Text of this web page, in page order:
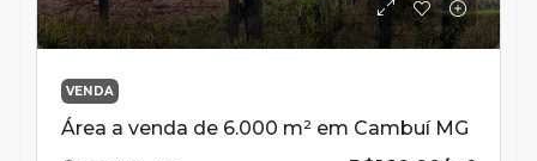
VENDA
Área a venda de 6.000 m² em Cambuí MG